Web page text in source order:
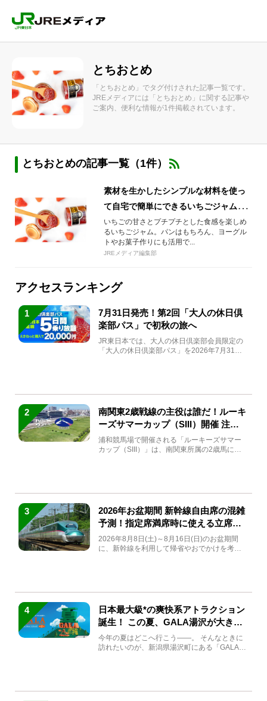
とちおとめ
「とちおとめ」でタグ付けされた記事一覧です。
JREメディアには「とちおとめ」に関する記事や
ご案内、便利な情報が1件掲載されています。
とちおとめの記事一覧（1件）
素材を生かしたシンプルな材料を使っ
て自宅で簡単にできるいちごジャムの
レシピ
いちごの甘さとプチプチとした食感を楽しめ
るいちごジャム。パンはもちろん、ヨーグル
トやお菓子作りにも活用で...
JREメディア編集部
アクセスランキング
1
7月31日発売！第2回「大人の休日倶
楽部パス」で初秋の旅へ
JR東日本では、大人の休日倶楽部会員限定の
「大人の休日倶楽部パス」を2026年7月31日
2
南関東2歳戦線の主役は誰だ！ルーキ
ーズサマーカップ（SIII）開催 注目
馬と見どころをチェック
浦和競馬場で開催される「ルーキーズサマー
カップ（SIII）」は、南関東所属の2歳馬によ
3
2026年お盆期間 新幹線自由席の混雑
予測！指定席満席時に使える立席特
急券も解説
2026年8月8日(土)～8月16日(日)のお盆期間
に、新幹線を利用して帰省やおでかけを考え
4
日本最大級*の爽快系アトラクション
誕生！ この夏、GALA湯沢が大きく
生まれ変わる
今年の夏はどこへ行こう――。 そんなときに
訪れたいのが、新潟県湯沢町にある「GALA湯